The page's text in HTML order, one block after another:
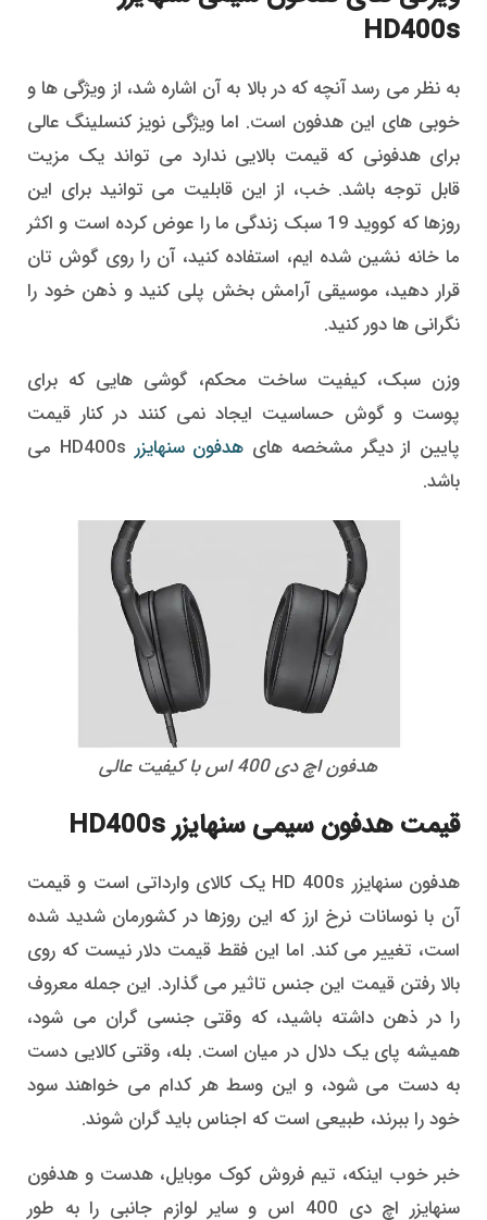
HD400s
به نظر می رسد آنچه که در بالا به آن اشاره شد، از ویژگی ها و
خوبی های این هدفون است. اما ویژگی نویز کنسلینگ عالی
برای هدفونی که قیمت بالایی ندارد می تواند یک مزیت
قابل توجه باشد. خب، از این قابلیت می توانید برای این
روزها که کووید 19 سبک زندگی ما را عوض کرده است و اکثر
ما خانه نشین شده ایم، استفاده کنید، آن را روی گوش تان
قرار دهید، موسیقی آرامش بخش پلی کنید و ذهن خود را
نگرانی ها دور کنید.
وزن سبک، کیفیت ساخت محکم، گوشی هایی که برای
پوست و گوش حساسیت ایجاد نمی کنند در کنار قیمت
پایین از دیگر مشخصه های هدفون سنهایزر
HD400s می
باشد.
هدفون اچ دی 400 اس با کیفیت عالی
قیمت هدفون سیمی سنهایزر HD400s
هدفون سنهایزر HD 400s یک کالای وارداتی است و قیمت
آن با نوسانات نرخ ارز که این روزها در کشورمان شدید شده
است، تغییر می کند. اما این فقط قیمت دلار نیست که روی
بالا رفتن قیمت این جنس تاثیر می گذارد. این جمله معروف
را در ذهن داشته باشید، که وقتی جنسی گران می شود،
همیشه پای یک دلال در میان است. بله، وقتی کالایی دست
به دست می شود، و این وسط هر کدام می خواهند سود
خود را ببرند، طبیعی است که اجناس باید گران شوند.
خبر خوب اینکه، تیم فروش کوک موبایل، هدست و هدفون
سنهایزر اچ دی 400 اس و سایر لوازم جانبی را به طور